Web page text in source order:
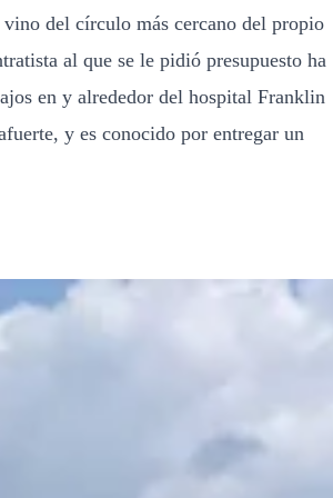
del círculo más cercano del propio
al que se le pidió presupuesto ha
en y alrededor del hospital Franklin
y es conocido por entregar un